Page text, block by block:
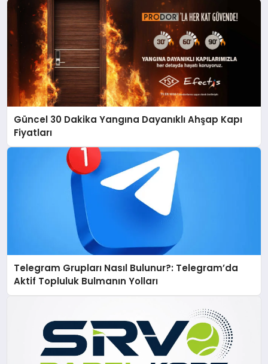
Güncel 30 Dakika Yangına Dayanıklı Ahşap Kapı
Fiyatları
Telegram Grupları Nasıl Bulunur?: Telegram’da
Aktif Topluluk Bulmanın Yolları